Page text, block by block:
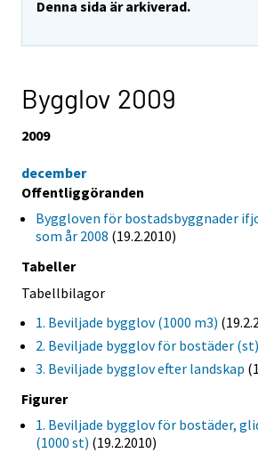
Denna sida är arkiverad.
Bygglov 2009
2009
december
Offentliggöranden
Byggloven för bostadsbyggnader
som år 2008 (19.2.2010)
Tabeller
Tabellbilagor
1. Beviljade bygglov (1000 m3)
2. Beviljade bygglov för bostäder (st)
3. Beviljade bygglov efter landskap
Figurer
1. Beviljade bygglov för bostäder,
(1000 st) (19.2.2010)